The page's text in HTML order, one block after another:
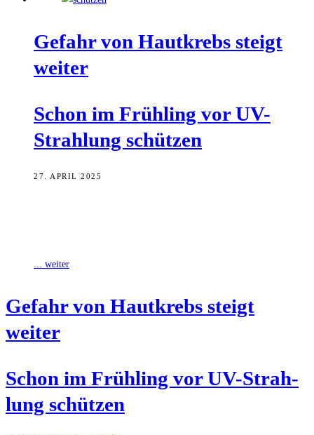
Gefahr von Haut­krebs steigt
weiter
Schon im Früh­ling vor UV-
Strah­lung schützen
27. APRIL 2025
... weiter
Gefahr von Haut­krebs steigt
weiter
Schon im Früh­ling vor UV-Strah­
lung schützen